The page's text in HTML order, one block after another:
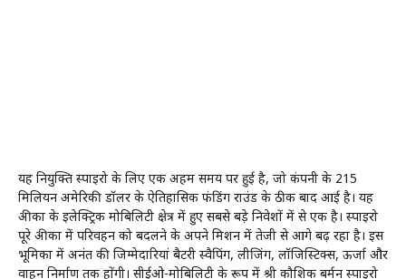
यह नियुक्ति स्पाइरो के लिए एक अहम समय पर हुई है, जो कंपनी के 215
मिलियन अमेरिकी डॉलर के ऐतिहासिक फंडिंग राउंड के ठीक बाद आई है। यह
अफ्रीका के इलेक्ट्रिक मोबिलिटी क्षेत्र में हुए सबसे बड़े निवेशों में से एक है। स्पाइरो
पूरे अफ्रीका में परिवहन को बदलने के अपने मिशन में तेजी से आगे बढ़ रहा है। इस
भूमिका में अनंत की जिम्मेदारियां बैटरी स्वैपिंग, लीजिंग, लॉजिस्टिक्स, ऊर्जा और
वाहन निर्माण तक होंगी। सीईओ-मोबिलिटी के रूप में श्री कौशिक बर्मन स्पाइरो